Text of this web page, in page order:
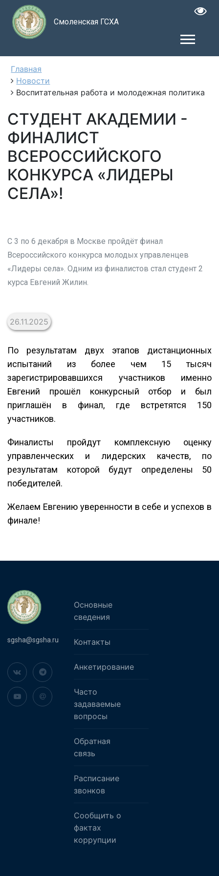
Смоленская ГСХА
Главная
Новости
Воспитательная работа и молодежная политика
СТУДЕНТ АКАДЕМИИ -
ФИНАЛИСТ
ВСЕРОССИЙСКОГО
КОНКУРСА «ЛИДЕРЫ
СЕЛА»!
С 3 по 6 декабря в Москве пройдёт финал
Всероссийского конкурса молодых управленцев
«Лидеры села». Одним из финалистов стал студент 2
курса Евгений Жилин.
26.11.2025
По результатам двух этапов дистанционных
испытаний из более чем 15 тысяч
зарегистрировавшихся участников именно
Евгений прошёл конкурсный отбор и был
приглашён в финал, где встретятся 150
участников.
Финалисты пройдут комплексную оценку
управленческих и лидерских качеств, по
результатам которой будут определены 50
победителей.
Желаем Евгению уверенности в себе и успехов в
финале!
sgsha@sgsha.ru
Основные
сведения
Контакты
Анкетирование
Часто
задаваемые
вопросы
Обратная
связь
Расписание
звонков
Сообщить о
фактах
коррупции